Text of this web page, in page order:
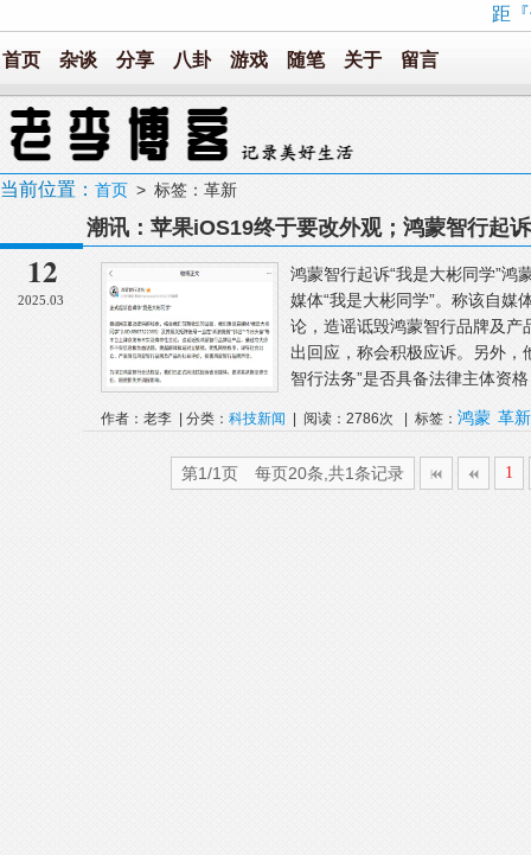
距
首页 杂谈 分享 八卦 游戏 随笔 关于 留言
当前位置： 首页 > 标签：革新
12
2025.03
潮讯：苹果iOS19终于要改外观；鸿蒙智行起
产第一；6G网络继续超速
鸿蒙智行起诉“我是大彬同学”鸿
媒体“我是大彬同学”。称该自媒
论，造谣诋毁鸿蒙智行品牌及产
出回应，称会积极应诉。另外，
智行法务”是否具备法律主体资
作者：老李 | 分类： 科技新闻 | 阅读：2786次 | 标签： 鸿蒙 革新
第1/1页 每页20条,共1条记录 1